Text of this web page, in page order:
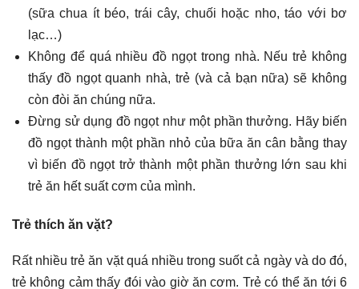
(sữa chua ít béo, trái cây, chuối hoặc nho, táo với bơ
lạc…)
Không để quá nhiều đồ ngọt trong nhà. Nếu trẻ không
thấy đồ ngọt quanh nhà, trẻ (và cả bạn nữa) sẽ không
còn đòi ăn chúng nữa.
Đừng sử dụng đồ ngọt như một phần thưởng. Hãy biến
đồ ngọt thành một phần nhỏ của bữa ăn cân bằng thay
vì biến đồ ngọt trở thành một phần thưởng lớn sau khi
trẻ ăn hết suất cơm của mình.
Trẻ thích ăn vặt?
Rất nhiều trẻ ăn vặt quá nhiều trong suốt cả ngày và do đó,
trẻ không cảm thấy đói vào giờ ăn cơm. Trẻ có thể ăn tới 6